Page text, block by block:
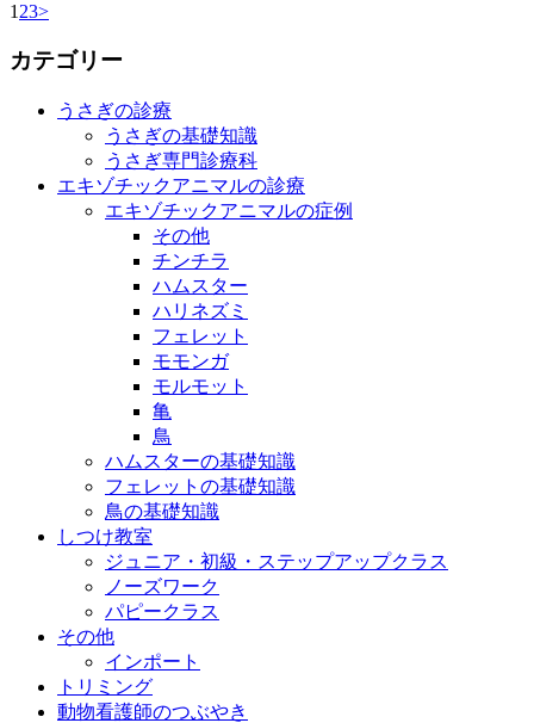
123>
カテゴリー
うさぎの診療
うさぎの基礎知識
うさぎ専門診療科
エキゾチックアニマルの診療
エキゾチックアニマルの症例
その他
チンチラ
ハムスター
ハリネズミ
フェレット
モモンガ
モルモット
亀
鳥
ハムスターの基礎知識
フェレットの基礎知識
鳥の基礎知識
しつけ教室
ジュニア・初級・ステップアップクラス
ノーズワーク
パピークラス
その他
インポート
トリミング
動物看護師のつぶやき